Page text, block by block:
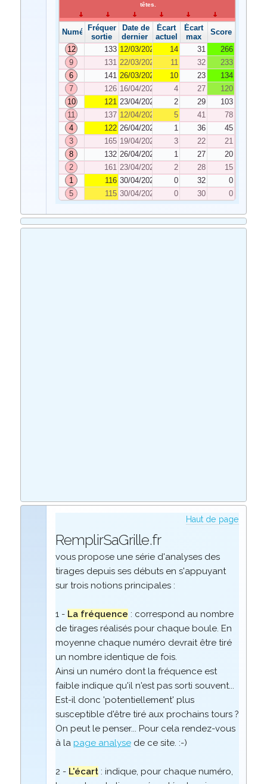
têtes.
NuméroFréquence de
sortie
Date de
dernier tirage
Écart
actuel
Écart
max
Score
12
133 12/03/2024 14 31
266
9
131 22/03/2024 11 32
233
6
141 26/03/2024 10 23
134
7
126 16/04/2024 4 27
120
10
121 23/04/2024 2 29
103
11
137 12/04/2024 5 41
78
4
122 26/04/2024 1 36
45
3
165 19/04/2024 3 22
21
8
132 26/04/2024 1 27
20
2
161 23/04/2024 2 28
15
1
116 30/04/2024 0 32
0
5
115 30/04/2024 0 30 0
Haut de page
RemplirSaGrille.fr
vous propose une série d'analyses des
tirages depuis ses débuts en s'appuyant
sur trois notions principales :
1 - La fréquence : correspond au nombre
de tirages réalisés pour chaque boule. En
moyenne chaque numéro devrait être tiré
un nombre identique de fois.
Ainsi un numéro dont la fréquence est
faible indique qu'il n'est pas sorti souvent...
Est-il donc 'potentiellement' plus
susceptible d'être tiré aux prochains tours ?
On peut le penser... Pour cela rendez-vous
à la page analysede ce site. :-)
2 - L'écart: indique, pour chaque numéro,